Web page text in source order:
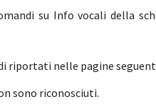
su Info vocali della
riportati nelle pagine
sono riconosciuti.